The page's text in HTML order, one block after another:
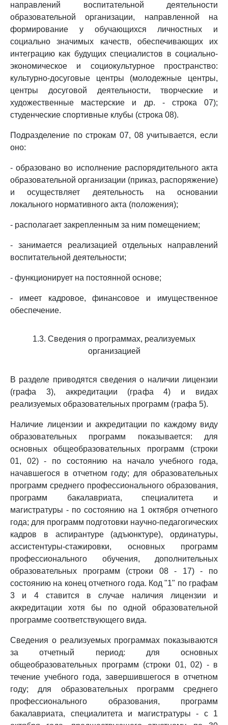
направлений воспитательной деятельности
образовательной организации, направленной на
формирование у обучающихся личностных и
социально значимых качеств, обеспечивающих их
интеграцию как будущих специалистов в социально-
экономическое и социокультурное пространство:
культурно-досуговые центры (молодежные центры,
центры досуговой деятельности, творческие и
художественные мастерские и др. - строка 07);
студенческие спортивные клубы (строка 08).
Подразделение по строкам 07, 08 учитывается, если
оно:
- образовано во исполнение распорядительного акта
образовательной организации (приказ, распоряжение)
и осуществляет деятельность на основании
локального нормативного акта (положения);
- располагает закрепленным за ним помещением;
- занимается реализацией отдельных направлений
воспитательной деятельности;
- функционирует на постоянной основе;
- имеет кадровое, финансовое и имущественное
обеспечение.
1.3. Сведения о программах, реализуемых
организацией
В разделе приводятся сведения о наличии лицензии
(графа 3), аккредитации (графа 4) и видах
реализуемых образовательных программ (графа 5).
Наличие лицензии и аккредитации по каждому виду
образовательных программ показывается: для
основных общеобразовательных программ (строки
01, 02) - по состоянию на начало учебного года,
начавшегося в отчетном году; для образовательных
программ среднего профессионального образования,
программ бакалавриата, специалитета и
магистратуры - по состоянию на 1 октября отчетного
года; для программ подготовки научно-педагогических
кадров в аспирантуре (адъюнктуре), ординатуры,
ассистентуры-стажировки, основных программ
профессионального обучения, дополнительных
образовательных программ (строки 08 - 17) - по
состоянию на конец отчетного года. Код "1" по графам
3 и 4 ставится в случае наличия лицензии и
аккредитации хотя бы по одной образовательной
программе соответствующего вида.
Сведения о реализуемых программах показываются
за отчетный период: для основных
общеобразовательных программ (строки 01, 02) - в
течение учебного года, завершившегося в отчетном
году; для образовательных программ среднего
профессионального образования, программ
бакалавриата, специалитета и магистратуры - с 1